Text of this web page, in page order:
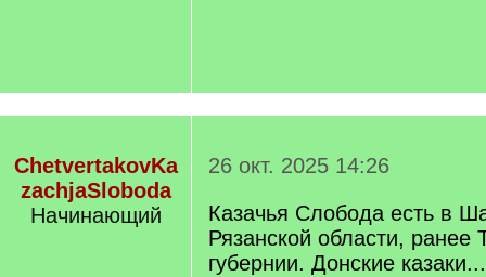
ChetvertakovKa
zachjaSloboda
Начинающий
26 окт. 2025 14:26
Казачья Слобода есть в
Рязанской области, ранее
губернии. Донские казаки...